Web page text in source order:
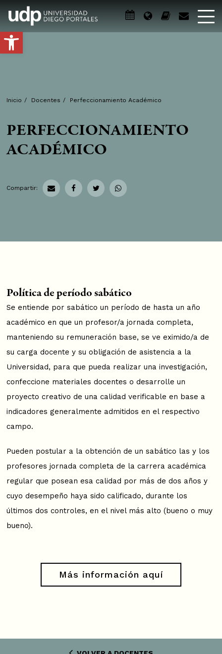
Abrir barra de herramientas
Inicio / Docentes / Perfeccionamiento Académico
PERFECCIONAMIENTO
ACADÉMICO
Compartir:
Política de período sabático
Se entiende por sabático un período de hasta un año
académico en que un profesor/a jornada completa,
manteniendo su remuneración base, se ve eximido/a de
su carga docente y su obligación de asistencia a la
Universidad, para que pueda realizar una investigación,
confeccione materiales docentes o desarrolle un
proyecto creativo de una calidad verificable en base a
indicadores generalmente admitidos en el respectivo
campo.
Pueden postular a la obtención de un sabático las y los
profesores jornada completa de la carrera académica
regular que posean esa calidad por más de dos años y
cuyo desempeño haya sido calificado, durante los
últimos dos controles, en el nivel más alto (bueno o muy
bueno).
Más información aquí